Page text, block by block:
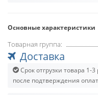
Основные характеристики
Товарная группа:
Доставка
Срок отгрузки товара 1-
после подтверждения